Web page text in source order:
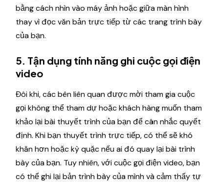
bằng cách nhìn vào máy ảnh hoặc giữa màn hình
thay vì đọc văn bản trực tiếp từ các trang trình bày
của bạn.
5. Tận dụng tính năng ghi cuộc gọi điện
video
Đôi khi, các bên liên quan được mời tham gia cuộc
gọi không thể tham dự hoặc khách hàng muốn tham
khảo lại bài thuyết trình của bạn để cân nhắc quyết
định. Khi bạn thuyết trình trực tiếp, có thể sẽ khó
khăn hơn hoặc kỳ quặc nếu ai đó quay lại bài trình
bày của bạn. Tuy nhiên, với cuộc gọi điện video, bạn
có thể ghi lại bản trình bày của mình và cảm thấy tự